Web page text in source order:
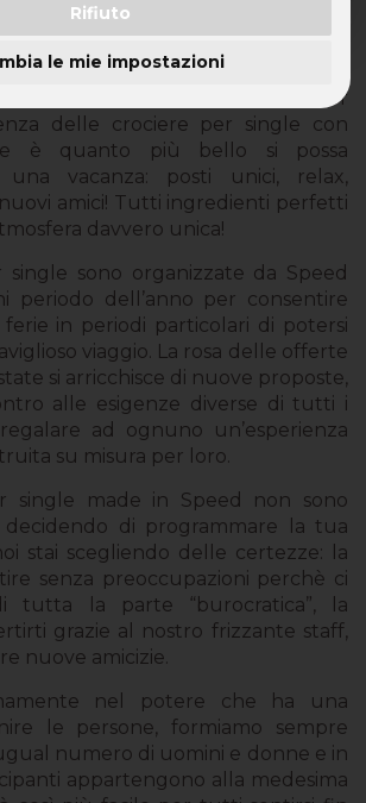
Rifiuto
le mie impostazionicullati dal mare, un
una delle crociere per
delle crociere per single con
è quanto più bello si possa
una vacanza: posti unici, relax,
amici! Tutti ingredienti perfetti
davvero unica!
single sono organizzate da Speed
periodo dell’anno per consentire
in periodi particolari di potersi
viaggio. La rosa delle offerte
si arricchisce di nuove proposte,
alle esigenze diverse di tutti i
ad ognuno un’esperienza
su misura per loro.
single made in Speed non sono
decidendo di programmare la tua
stai scegliendo delle certezze: la
senza preoccupazioni perchè ci
tutta la parte “burocratica”, la
grazie al nostro frizzante staff,
nuove amicizie.
nel potere che ha una
le persone, formiamo sempre
numero di uomini e donne e in
appartengono alla medesima